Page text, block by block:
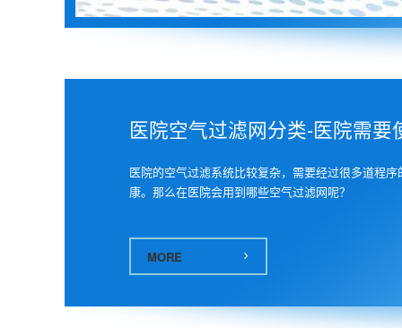
医院空气过滤网分类-医院需
医院的空气过滤系统比较复杂，需要经过很多道程
康。那么在医院会用到哪些空气过滤网呢？
MORE